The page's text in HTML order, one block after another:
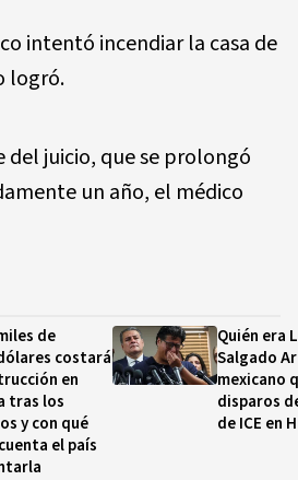
intentó incendiar la casa de
logró.
juicio, que se prolongó
un año, el médico
de
costará
en
tras los
y con qué
el país
Quién era
Salgado
mexicano
disparos
de ICE en